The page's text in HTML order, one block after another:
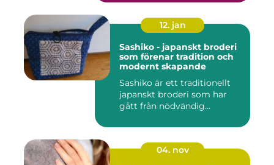
12. jan
Sashiko - japanskt broderi
som förenar tradition och
modernt skapande
Sashiko är ett traditionellt
japanskt broderi som har
gått från nödvändig...
04. nov